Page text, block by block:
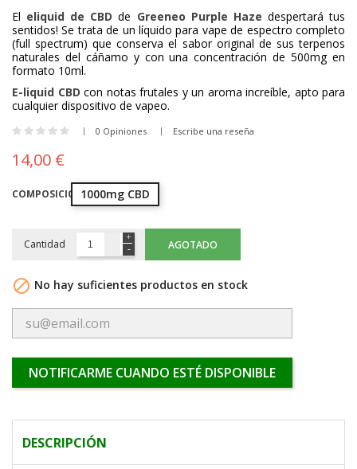
El eliquid de CBD de Greeneo Purple Haze despertará tus
sentidos! Se trata de un líquido para vape de espectro completo
(full spectrum) que conserva el sabor original de sus terpenos
naturales del cáñamo y con una concentración de 500mg en
formato 10ml.
E-liquid CBD con notas frutales y un aroma increíble, apto para
cualquier dispositivo de vapeo.
0 Opiniones Escribe una reseña
14,00 €
COMPOSICIÓN1000mg CBD
Cantidad AGOTADO
 No hay suficientes productos en stock
NOTIFICARME CUANDO ESTÉ DISPONIBLE
DESCRIPCIÓN